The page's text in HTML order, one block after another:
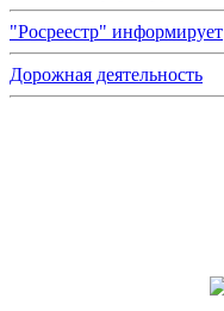
"Росреестр" информирует
Дорожная деятельность